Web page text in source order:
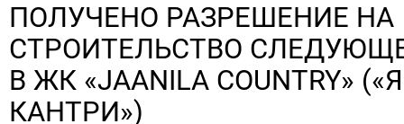
Главная Новости ЖК «Jaanila country» («Янила
ПОЛУЧЕНО РАЗРЕШЕНИЕ НА
СТРОИТЕЛЬСТВО
В ЖК «JAANILA COUNTRY»
КАНТРИ»)